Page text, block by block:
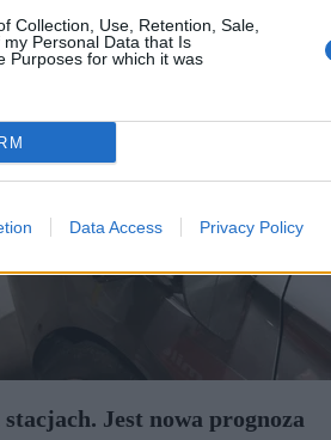
Collection, Use, Retention, Sale,
Personal Data that Is
Purposes for which it was
Data Access Privacy Policy
Jest nowa prognoza